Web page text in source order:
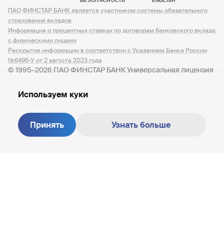
© 1995–2026 ПАО ФИНСТАР БАНК Универсальная лицензия
ПАО ФИНСТАР БАНК является участником системы обязательного
страхования вкладов
Информация о процентных ставках по договорам банковского вклада
с физическими лицами
Раскрытие информации в соответствии с Указанием Банка России
№6496-У от 2 августа 2023 года
Создание сайта — M18
Используем куки
Принять Узнать больше